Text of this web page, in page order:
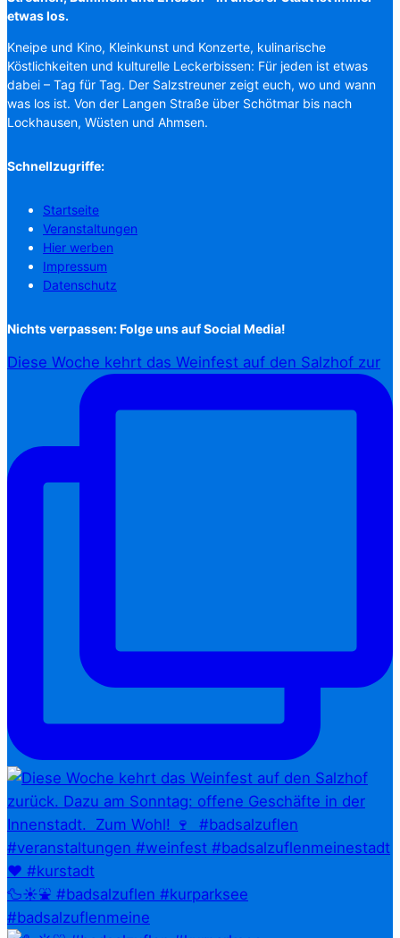
etwas los.
Kneipe und Kino, Kleinkunst und Konzerte, kulinarische
Köstlichkeiten und kulturelle Leckerbissen: Für jeden ist etwas
dabei – Tag für Tag. Der Salzstreuner zeigt euch, wo und wann
was los ist. Von der Langen Straße über Schötmar bis nach
Lockhausen, Wüsten und Ahmsen.
Schnellzugriffe:
Startseite
Veranstaltungen
Hier werben
Impressum
Datenschutz
Nichts verpassen: Folge uns auf Social Media!
Diese Woche kehrt das Weinfest auf den Salzhof zur
🦆☀️⛲ #badsalzuflen #kurparksee
#badsalzuflenmeine